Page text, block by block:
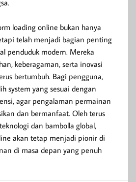
loading online bukan hanya
telah menjadi bagian penting
penduduk modern. Mereka
keberagaman, serta inovasi
bertumbuh. Bagi pengguna,
system yang sesuai dengan
agar pengalaman permainan
dan bermanfaat. Oleh terus
dan bambolla global,
akan tetap menjadi pionir di
di masa depan yang penuh